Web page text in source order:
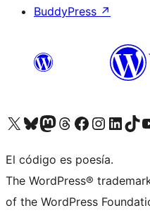
BuddyPress ↗
Visit our X (formerly Twitter) account
Visit our Bluesky account
Visit our Mastodon account
Visit our Threads account
Visita nuestra página de Facebook
Visita nuestra cuenta
Visita nuestraVisit our
El código es poesía.
The WordPress®
of the WordPress